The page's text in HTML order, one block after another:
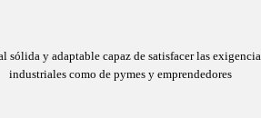
sólida y adaptable capaz de satisfacer las
industriales como de pymes y emprendedores